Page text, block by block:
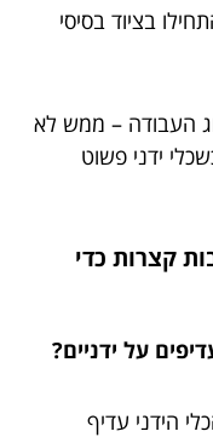
בציוד בסיסי
העבודה – ממש לא
ידני פשוט
קצרות כדי
על ידניים?
הידני עדיף